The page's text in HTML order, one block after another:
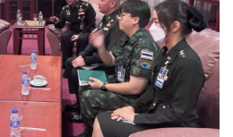
น และประชาชนทั้งสองประเทศ
ยายน) ตนได้รับทราบแนวทางจาก
ตรี ที่ได้เน้นย้ำเรื่องปกป้อง
รก และให้ความสำคัญกับบทบาท